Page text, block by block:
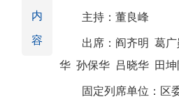
内
容
主持： 董良峰
出席： 阎齐明 葛广
华 孙保华 吕晓华 田坤
固定列席单位： 区